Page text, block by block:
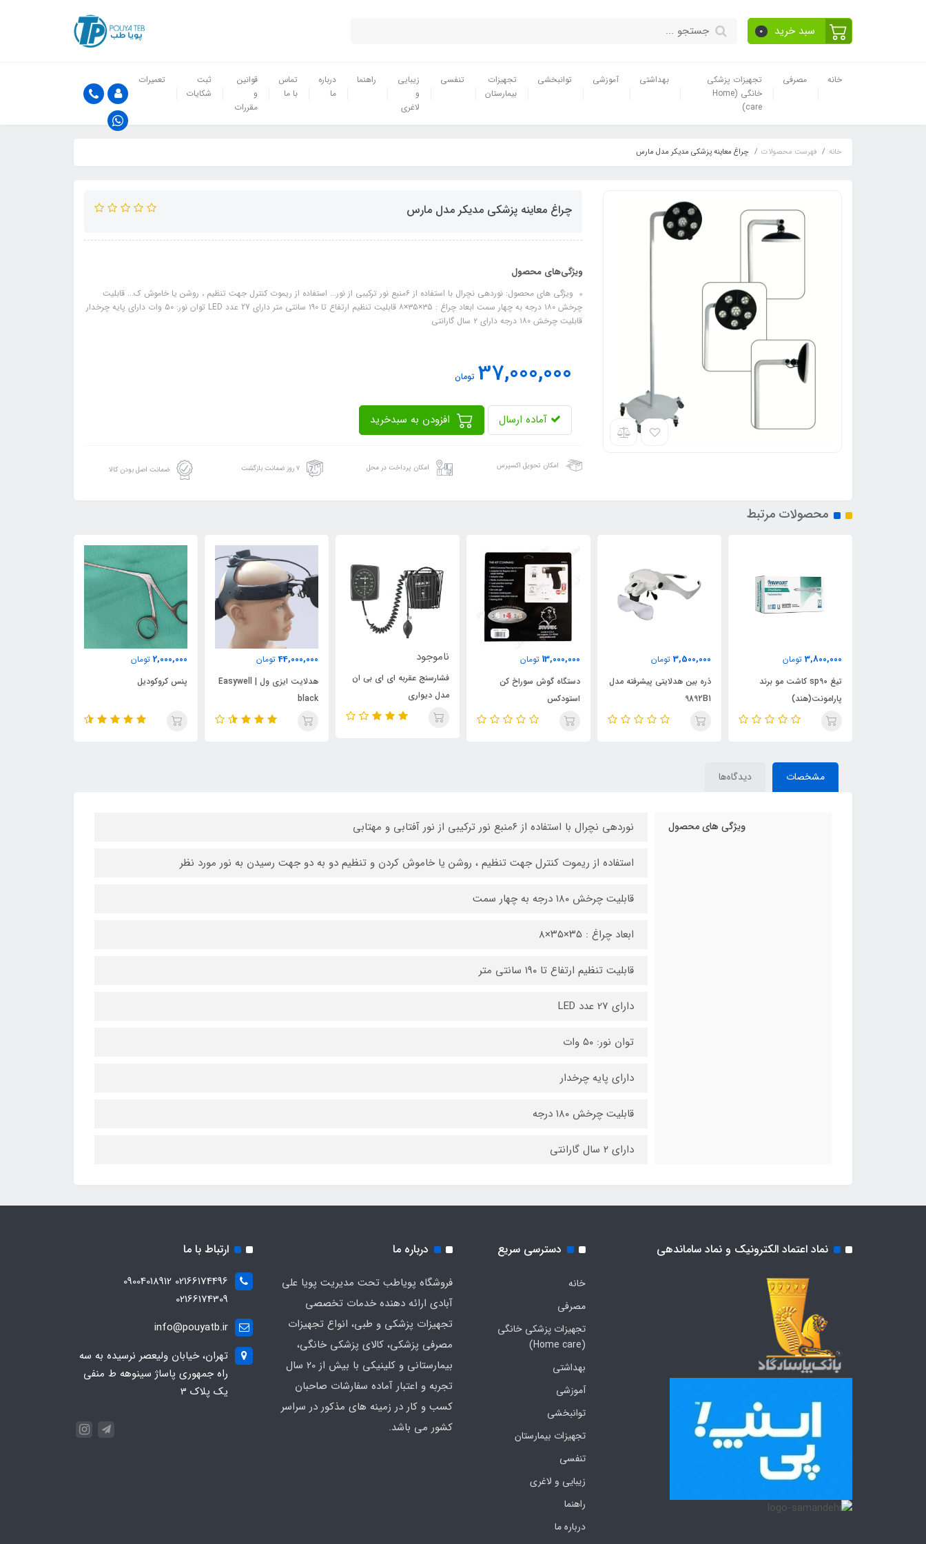
سبد خرید 0
خانه مصرفی
تجهیزات پزشکی
خانگی (Home
care)
بهداشتی آموزشی توانبخشی
تجهیزات
بیمارستان
تنفسی
زیبایی
و
لاغری
راهنما
درباره
ما
تماس
با ما
قوانین
و
مقررات
ثبت
شکایات
تعمیرات
خانه فهرست محصولات چراغ معاینه پزشکی مدیکر مدل مارس
چراغ معاینه پزشکی مدیکر مدل مارس
ویژگی‌های محصول
ویژگی های محصول: نوردهی نچرال با استفاده از ۶منبع نور ترکیبی از نور... استفاده از ریموت کنترل جهت تنظیم ، روشن یا خاموش ک... قابلیت
چرخش ۱۸۰ درجه به چهار سمت ابعاد چراغ : ۳۵×۳۵×۸ قابلیت تنظیم ارتفاع تا ۱۹۰ سانتی متر دارای 27 عدد LED توان نور: ۵۰ وات دارای پایه چرخدار
قابلیت چرخش ۱۸۰ درجه دارای ۲ سال گارانتی
37,000,000 تومان
آماده ارسال
امکان تحویل اکسپرس امکان پرداخت در محل ۷ روز ضمانت بازگشت ضمانت اصل بودن کالا
محصولات مرتبط
3,800,000 تومان
تیغ sp90 کاشت مو برند
پارامونت(هند)
3,500,000 تومان
ذره بین هدلایتی پیشرفته مدل
9892B1
13,000,000 تومان
دستگاه گوش سوراخ کن
استودکس
ناموجود
فشارسنج عقربه ای ای بی ان
مدل دیواری
44,000,000 تومان
هدلایت ایزی ول Easywell |
black
2,000,000 تومان
پنس کروکودیل
مشخصات دیدگاه‌ها
ویژگی های محصول نوردهی نچرال با استفاده از ۶منبع نور ترکیبی از نور آفتابی و مهتابی
استفاده از ریموت کنترل جهت تنظیم ، روشن یا خاموش کردن و تنظیم دو به دو جهت رسیدن به نور مورد نظر
قابلیت چرخش ۱۸۰ درجه به چهار سمت
ابعاد چراغ : ۳۵×۳۵×۸
قابلیت تنظیم ارتفاع تا ۱۹۰ سانتی متر
دارای 27 عدد LED
توان نور: ۵۰ وات
دارای پایه چرخدار
قابلیت چرخش ۱۸۰ درجه
دارای ۲ سال گارانتی
نماد اعتماد الکترونیک و نماد ساماندهی دسترسی سریع
خانه
مصرفی
تجهیزات پزشکی خانگی
(Home care)
بهداشتی
آموزشی
توانبخشی
تجهیزات بیمارستان
تنفسی
زیبایی و لاغری
راهنما
درباره ما
درباره ما
فروشگاه پویاطب تحت مدیریت پویا علی
آبادی ارائه دهنده خدمات تخصصی
تجهیزات پزشکی و طبی، انواع تجهیزات
مصرفی پزشکی، کالای پزشکی خانگی،
بیمارستانی و کلینیکی با بیش از 20 سال
تجربه و اعتبار آماده سفارشات صاحبان
کسب و کار در زمینه های مذکور در سراسر
کشور می باشد.
ارتباط با ما
02166174496 09004018912
02166174309
info@pouyatb.ir
تهران، خیابان ولیعصر نرسیده به سه
راه جمهوری پاساژ سینوهه ط منفی
یک پلاک 3